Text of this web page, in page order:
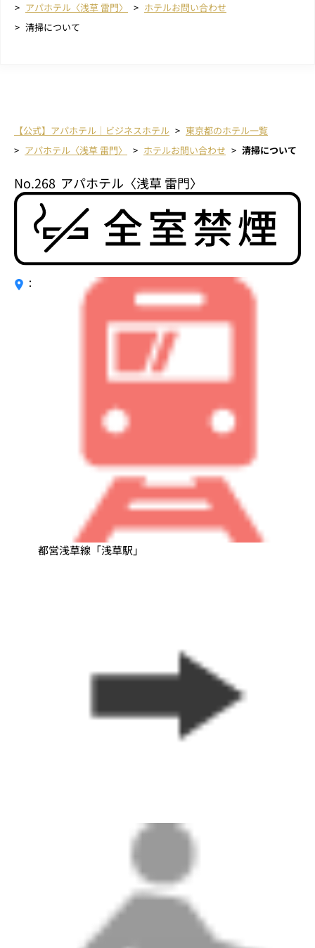
アパホテル〈浅草 雷門〉
ホテルお問い合わせ
清掃について
【公式】アパホテル｜ビジネスホテル
東京都のホテル一覧
アパホテル〈浅草 雷門〉
ホテルお問い合わせ 清掃について
No.268 アパホテル〈浅草 雷門〉
：
都営浅草線「浅草駅」